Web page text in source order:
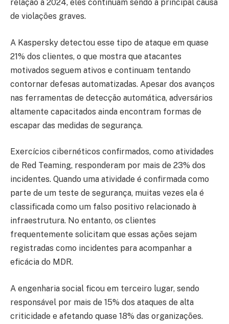
relação a 2024, eles continuam sendo a principal causa
de violações graves.
A Kaspersky detectou esse tipo de ataque em quase
21% dos clientes, o que mostra que atacantes
motivados seguem ativos e continuam tentando
contornar defesas automatizadas. Apesar dos avanços
nas ferramentas de detecção automática, adversários
altamente capacitados ainda encontram formas de
escapar das medidas de segurança.
Exercícios cibernéticos confirmados, como atividades
de Red Teaming, responderam por mais de 23% dos
incidentes. Quando uma atividade é confirmada como
parte de um teste de segurança, muitas vezes ela é
classificada como um falso positivo relacionado à
infraestrutura. No entanto, os clientes
frequentemente solicitam que essas ações sejam
registradas como incidentes para acompanhar a
eficácia do MDR.
A engenharia social ficou em terceiro lugar, sendo
responsável por mais de 15% dos ataques de alta
criticidade e afetando quase 18% das organizações.